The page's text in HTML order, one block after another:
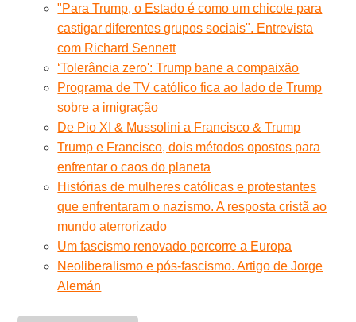
"Para Trump, o Estado é como um chicote para
castigar diferentes grupos sociais". Entrevista
com Richard Sennett
‘Tolerância zero': Trump bane a compaixão
Programa de TV católico fica ao lado de Trump
sobre a imigração
De Pio XI & Mussolini a Francisco & Trump
Trump e Francisco, dois métodos opostos para
enfrentar o caos do planeta
Histórias de mulheres católicas e protestantes
que enfrentaram o nazismo. A resposta cristã ao
mundo aterrorizado
Um fascismo renovado percorre a Europa
Neoliberalismo e pós-fascismo. Artigo de Jorge
Alemán